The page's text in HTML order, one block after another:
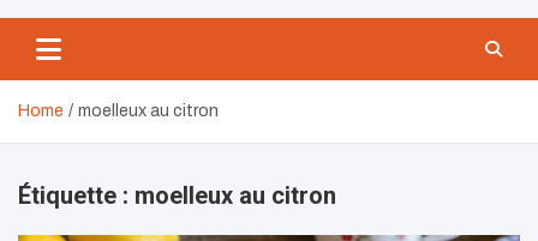
Home moelleux au citron
Étiquette : moelleux au citron